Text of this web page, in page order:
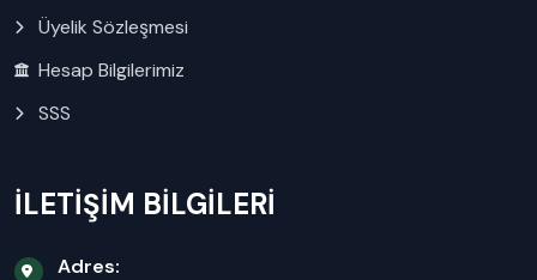
Üyelik Sözleşmesi
Hesap Bilgilerimiz
SSS
İLETİŞİM BİLGİLERİ
Adres: